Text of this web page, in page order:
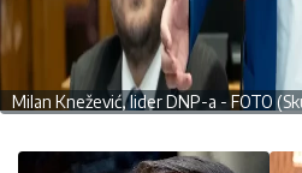
Milan Knežević, lider DNP-a - FOTO